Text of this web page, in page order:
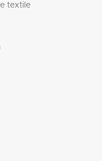
textile